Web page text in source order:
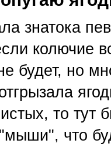
знатока
колючие
будет, но
то
что